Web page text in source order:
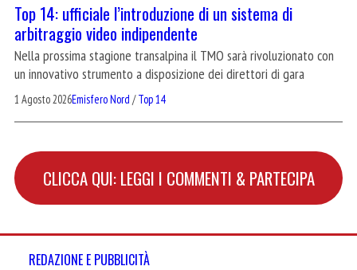
Top 14: ufficiale l’introduzione di un sistema di
arbitraggio video indipendente
Nella prossima stagione transalpina il TMO sarà rivoluzionato con
un innovativo strumento a disposizione dei direttori di gara
1 Agosto 2026Emisfero Nord /Top 14
CLICCA QUI: LEGGI I COMMENTI & PARTECIPA
REDAZIONE E PUBBLICITÀ